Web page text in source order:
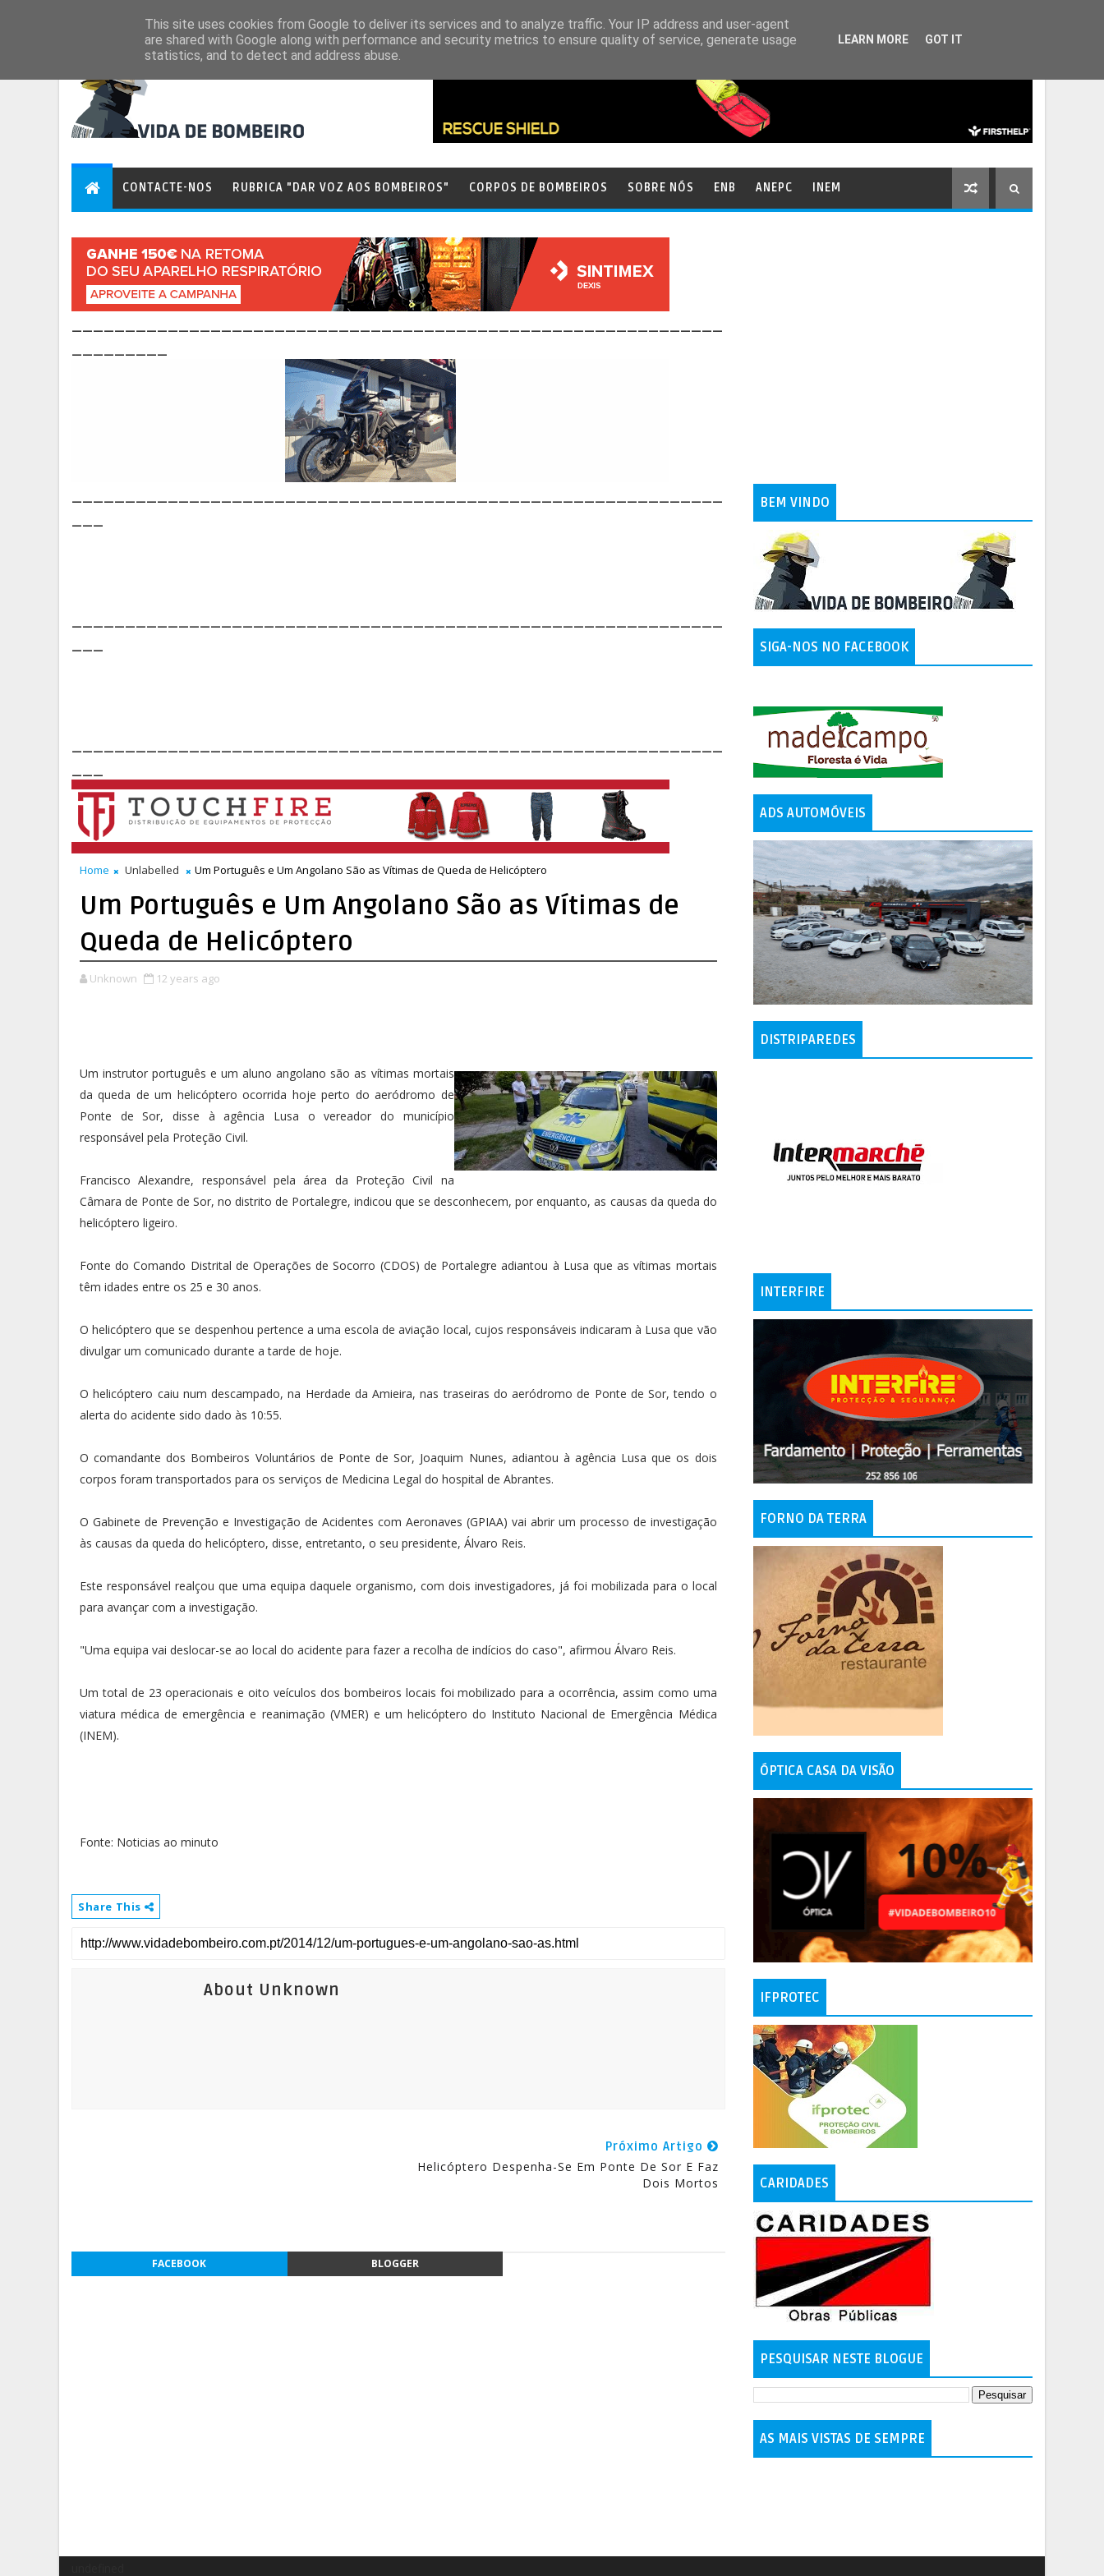
CONTACTE-NOS RUBRICA "DAR VOZ AOS BOMBEIROS" CORPOS DE BOMBEIROS SOBRE NÓS ENB ANEPC INEM
Home Unlabelled Um Português e Um Angolano São as Vítimas de Queda de Helicóptero
Um Português e Um Angolano São as Vítimas de
Queda de Helicóptero
Unknown 12 years ago
Um instrutor português e um aluno angolano são as vítimas mortais
da queda de um helicóptero ocorrida hoje perto do aeródromo de
Ponte de Sor, disse à agência Lusa o vereador do município
responsável pela Proteção Civil.
Francisco Alexandre, responsável pela área da Proteção Civil na
Câmara de Ponte de Sor, no distrito de Portalegre, indicou que se desconhecem, por enquanto, as causas da queda do
helicóptero ligeiro.
Fonte do Comando Distrital de Operações de Socorro (CDOS) de Portalegre adiantou à Lusa que as vítimas mortais
têm idades entre os 25 e 30 anos.
O helicóptero que se despenhou pertence a uma escola de aviação local, cujos responsáveis indicaram à Lusa que vão
divulgar um comunicado durante a tarde de hoje.
O helicóptero caiu num descampado, na Herdade da Amieira, nas traseiras do aeródromo de Ponte de Sor, tendo o
alerta do acidente sido dado às 10:55.
O comandante dos Bombeiros Voluntários de Ponte de Sor, Joaquim Nunes, adiantou à agência Lusa que os dois
corpos foram transportados para os serviços de Medicina Legal do hospital de Abrantes.
O Gabinete de Prevenção e Investigação de Acidentes com Aeronaves (GPIAA) vai abrir um processo de investigação
às causas da queda do helicóptero, disse, entretanto, o seu presidente, Álvaro Reis.
Este responsável realçou que uma equipa daquele organismo, com dois investigadores, já foi mobilizada para o local
para avançar com a investigação.
"Uma equipa vai deslocar-se ao local do acidente para fazer a recolha de indícios do caso", afirmou Álvaro Reis.
Um total de 23 operacionais e oito veículos dos bombeiros locais foi mobilizado para a ocorrência, assim como uma
viatura médica de emergência e reanimação (VMER) e um helicóptero do Instituto Nacional de Emergência Médica
(INEM).
Fonte: Noticias ao minuto
Share This
About Unknown
Próximo Artigo
Helicóptero Despenha-Se Em Ponte De Sor E Faz
Dois Mortos
FACEBOOK BLOGGER
BEM VINDO
SIGA-NOS NO FACEBOOK
ADS AUTOMÓVEIS
DISTRIPAREDES
INTERFIRE
FORNO DA TERRA
ÓPTICA CASA DA VISÃO
IFPROTEC
CARIDADES
PESQUISAR NESTE BLOGUE
AS MAIS VISTAS DE SEMPRE
This site uses cookies from Google to deliver its services and to analyze traffic. Your IP address and user-agent
are shared with Google along with performance and security metrics to ensure quality of service, generate usage
statistics, and to detect and address abuse.
LEARN MORE GOT IT